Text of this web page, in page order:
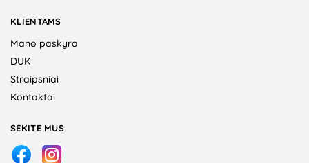
KLIENTAMS
Mano paskyra
DUK
Straipsniai
Kontaktai
SEKITE MUS